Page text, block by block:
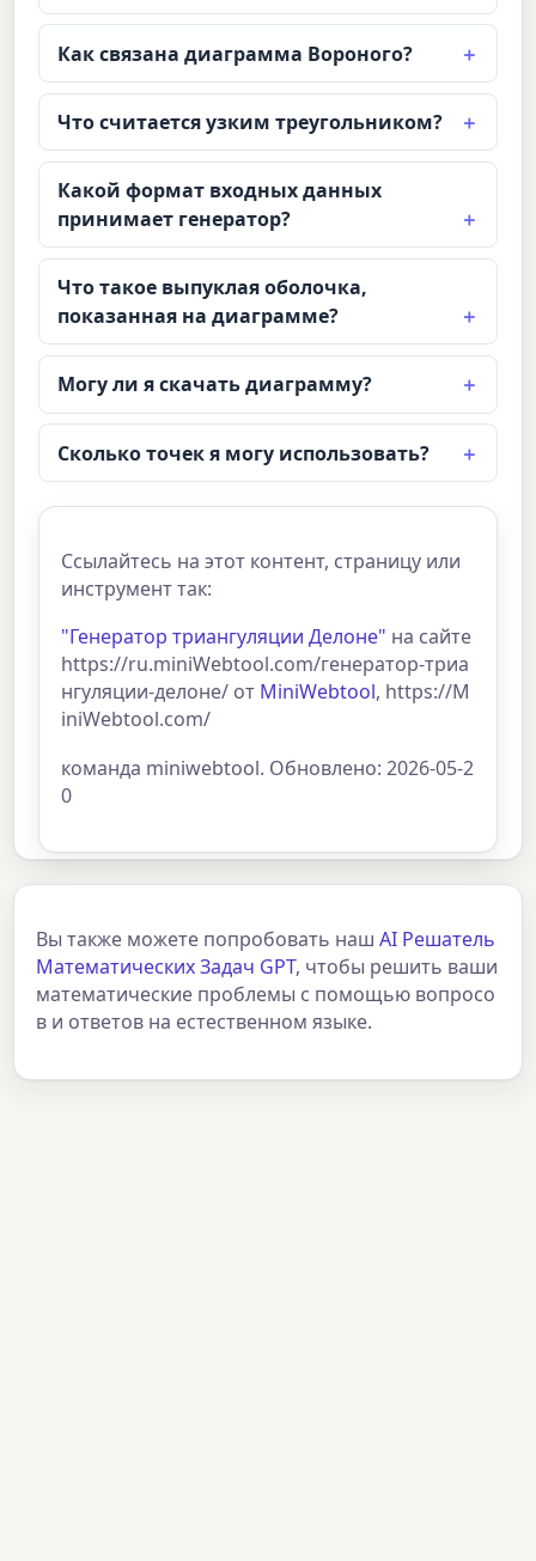
Как связана диаграмма Вороного?
Что считается узким треугольником?
Какой формат входных данных
принимает генератор?
Что такое выпуклая оболочка,
показанная на диаграмме?
Могу ли я скачать диаграмму?
Сколько точек я могу использовать?
Ссылайтесь на этот контент, страницу или
инструмент так:
"Генератор триангуляции Делоне" на сайте
https://ru.miniWebtool.com/генератор-триа
нгуляции-делоне/ от MiniWebtool, https://M
iniWebtool.com/
команда miniwebtool. Обновлено: 2026-05-2
0
Вы также можете попробовать нашAI Решатель
Математических Задач GPT, чтобы решить ваши
математические проблемы с помощью вопросо
в и ответов на естественном языке.